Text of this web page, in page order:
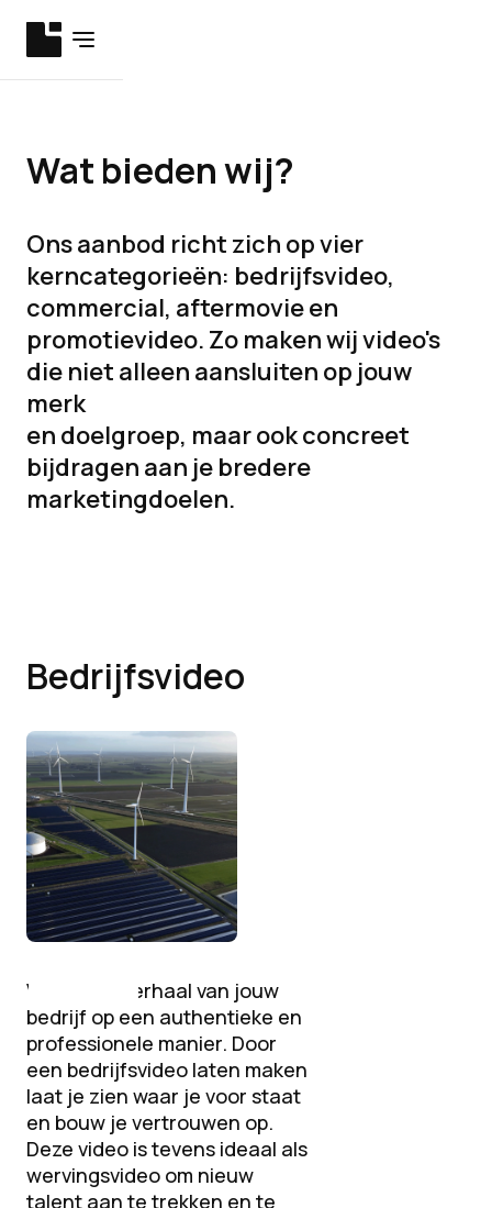
Wat biedenwij?
Ons aanbod richt zich op vier
kerncategorieën: bedrijfsvideo,
commercial, aftermovie en
promotievideo. Zo maken wij video's
die niet alleen aansluiten op jouw
merk
en doelgroep, maar ook concreet
bijdragen aan je bredere
marketingdoelen.
Bedrijfsvideo
Vertel het verhaal van jouw
bedrijf op een authentieke en
professionele manier. Door
een bedrijfsvideo laten maken
laat je zien waar je voor staat
en bouw je vertrouwen op.
Deze video is tevens ideaal als
wervingsvideo om nieuw
talent aan te trekken en te